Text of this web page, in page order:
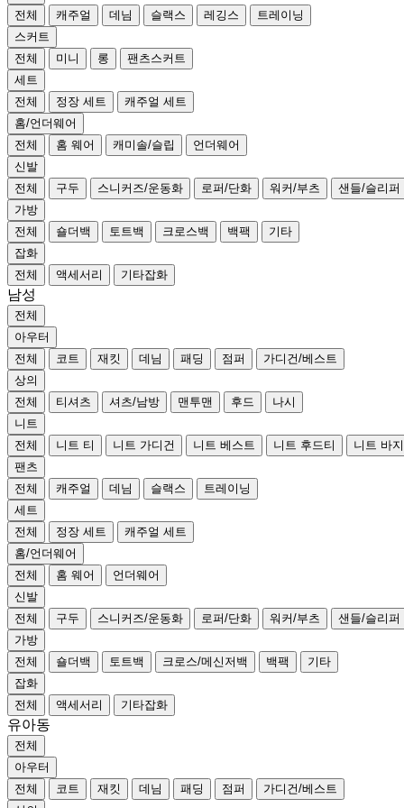
전체
캐주얼 데님 슬랙스 레깅스
트레이닝
스커트
전체
미니 롱
팬츠스커트
세트
전체
정장 세트
캐주얼 세트
홈/언더웨어
전체
홈 웨어 캐미솔/슬립
언더웨어
신발
전체
구두 스니커즈/운동화 로퍼/단화 워커/부츠
샌들/슬리퍼
가방
전체
숄더백 토트백 크로스백 백팩
기타
잡화
전체
액세서리 기타잡화
남성
전체
아우터
전체
코트 재킷 데님 패딩 점퍼
가디건/베스트
상의
전체
티셔츠 셔츠/남방 맨투맨 후드
나시
니트
전체
니트 티 니트 가디건 니트 베스트 니트 후드티
니트 바지
팬츠
전체
캐주얼 데님 슬랙스
트레이닝
세트
전체
정장 세트
캐주얼 세트
홈/언더웨어
전체
홈 웨어
언더웨어
신발
전체
구두 스니커즈/운동화 로퍼/단화 워커/부츠
샌들/슬리퍼
가방
전체
숄더백 토트백 크로스/메신저백 백팩
기타
잡화
전체
액세서리 기타잡화
유아동
전체
아우터
전체
코트 재킷 데님 패딩 점퍼
가디건/베스트